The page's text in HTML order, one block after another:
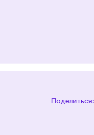
Поделиться: